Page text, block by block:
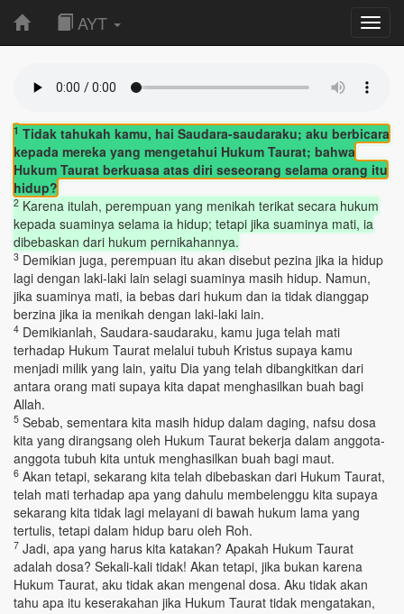
AYT
1 Tidak tahukah kamu, hai Saudara-saudaraku; aku berbicara
kepada mereka yang mengetahui Hukum Taurat; bahwa
Hukum Taurat berkuasa atas diri seseorang selama orang itu
hidup?
2 Karena itulah, perempuan yang menikah terikat secara hukum
kepada suaminya selama ia hidup; tetapi jika suaminya mati, ia
dibebaskan dari hukum pernikahannya.
3 Demikian juga, perempuan itu akan disebut pezina jika ia hidup
lagi dengan laki-laki lain selagi suaminya masih hidup. Namun,
jika suaminya mati, ia bebas dari hukum dan ia tidak dianggap
berzina jika ia menikah dengan laki-laki lain.
4 Demikianlah, Saudara-saudaraku, kamu juga telah mati
terhadap Hukum Taurat melalui tubuh Kristus supaya kamu
menjadi milik yang lain, yaitu Dia yang telah dibangkitkan dari
antara orang mati supaya kita dapat menghasilkan buah bagi
Allah.
5 Sebab, sementara kita masih hidup dalam daging, nafsu dosa
kita yang dirangsang oleh Hukum Taurat bekerja dalam anggota-
anggota tubuh kita untuk menghasilkan buah bagi maut.
6 Akan tetapi, sekarang kita telah dibebaskan dari Hukum Taurat,
telah mati terhadap apa yang dahulu membelenggu kita supaya
sekarang kita tidak lagi melayani di bawah hukum lama yang
tertulis, tetapi dalam hidup baru oleh Roh.
7 Jadi, apa yang harus kita katakan? Apakah Hukum Taurat
adalah dosa? Sekali-kali tidak! Akan tetapi, jika bukan karena
Hukum Taurat, aku tidak akan mengenal dosa. Aku tidak akan
tahu apa itu keserakahan jika Hukum Taurat tidak mengatakan,